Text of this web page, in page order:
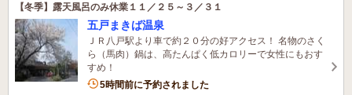
【冬季】露天風呂のみ休業１１／２５～３／３１
五戸まきば温泉
ＪＲ八戸駅より車で約２０分の好アクセス！ 名物のさく
ら（馬肉）鍋は、高たんぱく低カロリーで女性にもおす
すめ！
3名がこの宿を見ています